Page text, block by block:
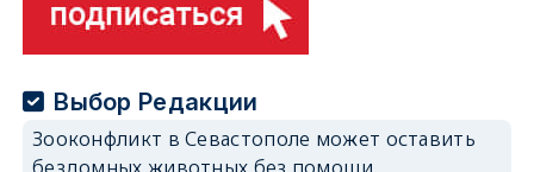
Выбор Редакции
Зооконфликт в Севастополе может оставить